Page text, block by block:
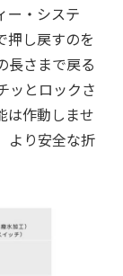
ー・システ
押し戻すのを
長さまで戻る
ッとロックさ
は作動しませ
より安全な折